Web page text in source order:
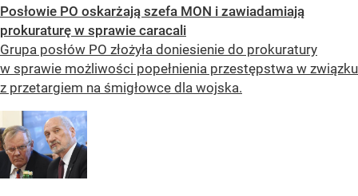
Posłowie PO oskarżają szefa MON i zawiadamiają
prokuraturę w sprawie caracali
Grupa posłów PO złożyła doniesienie do prokuratury
w sprawie możliwości popełnienia przestępstwa w związku
z przetargiem na śmigłowce dla wojska.